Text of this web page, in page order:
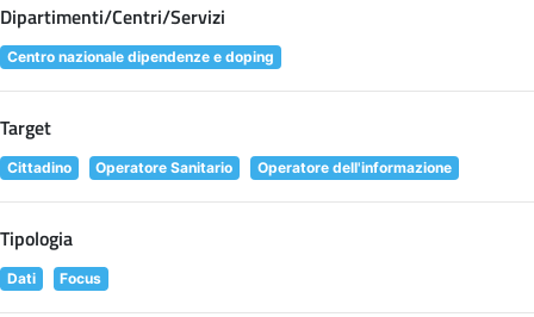
Dipartimenti/Centri/Servizi
Centro nazionale dipendenze e doping
Target
Cittadino Operatore Sanitario Operatore dell'informazione
Tipologia
Dati Focus